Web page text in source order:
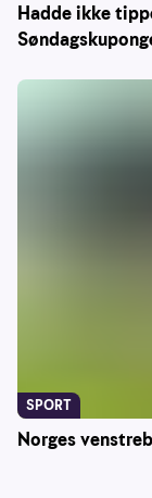
Hadde ikke
Norges
SPORT